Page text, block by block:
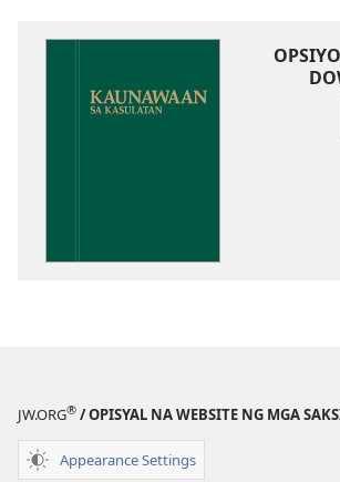
JW.ORG® / OPISYAL NA WEBSITE NG MGA
Appearance Settings